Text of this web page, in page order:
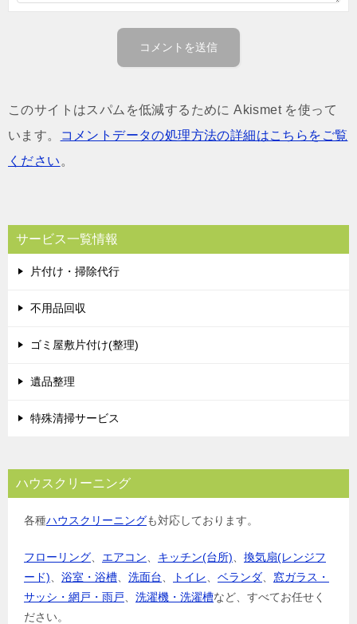
このサイトはスパムを低減するために Akismet を使って
います。
コメントデータの処理方法の詳細はこちらをご覧
ください 。
サービス一覧情報
片付け・掃除代行
不用品回収
ゴミ屋敷片付け(整理)
遺品整理
特殊清掃サービス
ハウスクリーニング
各種ハウスクリーニングも対応しております。
フローリング エアコン キッチン(台所)
換気扇(レンジフ
ード)
浴室・浴槽 洗面台 トイレ ベランダ
窓ガラス・
サッシ・網戸・雨戸
洗濯機・洗濯槽など、すべてお任せく
ださい。